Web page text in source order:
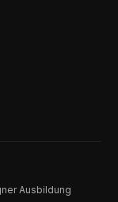
Ausbildung